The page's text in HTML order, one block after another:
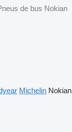
de bus Nokian
Michelin Nokian